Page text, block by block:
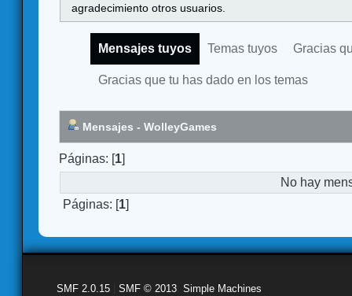
agradecimiento otros usuarios.
Mensajes tuyos Temas tuyos Gracias
Gracias que tu has dado en los temas
Mensajes - WolleyGames
Páginas: [1]
No hay
Páginas: [1]
SMF 2.0.15 SMF © 2013 Simple Machines